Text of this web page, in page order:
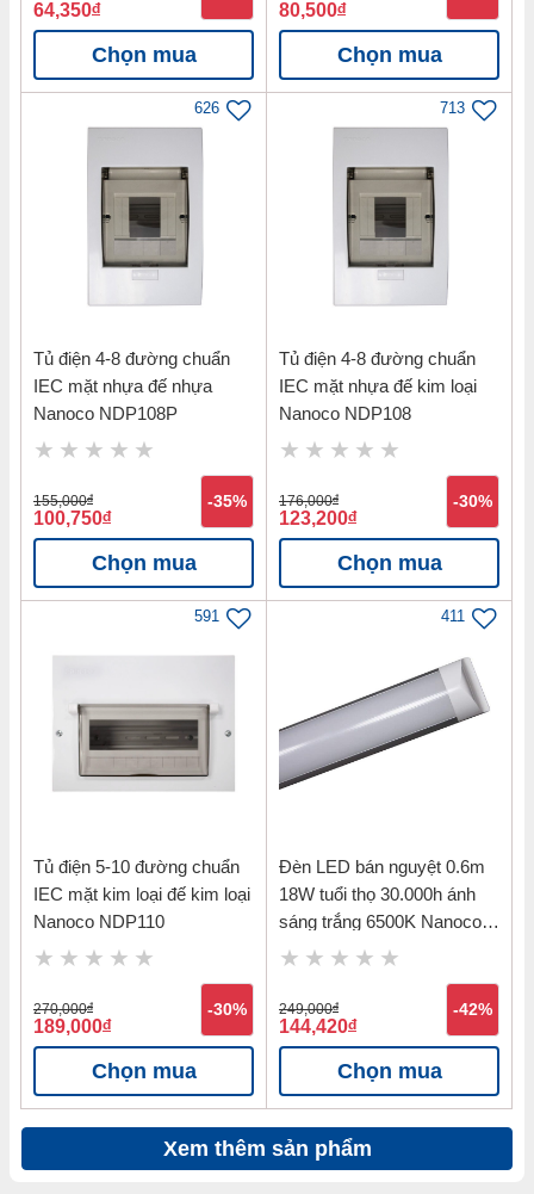
64,350đ
Chọn mua
80,500đ
Chọn mua
626
Tủ điện 4-8 đường chuẩn
IEC mặt nhựa đế nhựa
Nanoco NDP108P
155,000đ
100,750đ
-35%
Chọn mua
713
Tủ điện 4-8 đường chuẩn
IEC mặt nhựa đế kim loại
Nanoco NDP108
176,000đ
123,200đ
-30%
Chọn mua
591
Tủ điện 5-10 đường chuẩn
IEC mặt kim loại đế kim loại
Nanoco NDP110
270,000đ
189,000đ
-30%
Chọn mua
411
Đèn LED bán nguyệt 0.6m
18W tuổi thọ 30.000h ánh
sáng trắng 6500K Nanoco
NSH186
249,000đ
144,420đ
-42%
Chọn mua
Xem thêm sản phẩm